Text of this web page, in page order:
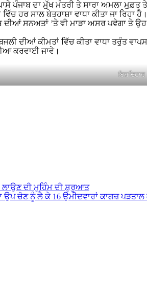
ਪੰਜਾਬ ਦਾ ਮੁੱਖ ਮੰਤਰੀ ਤੇ ਸਾਰਾ ਅਮਲਾ ਮੁਫ਼ਤ
ਵਿੱਚ ਹਰ ਸਾਲ ਬੇਤਹਾਸ਼ਾ ਵਾਧਾ ਕੀਤਾ ਜਾ
ਸਨਅਤਾਂ ’ਤੇ ਵੀ ਮਾੜਾ ਅਸਰ ਪਵੇਗਾ ਤੇ ਉਹ
ਦੀਆਂ ਕੀਮਤਾਂ ਵਿੱਚ ਕੀਤਾ ਵਾਧਾ ਤਰੁੰਤ
ਕਰਵਾਈ ਜਾਵੇ।
ਇਸ਼ਤਿਹਾਰ
ਲਾਉਣ ਦੀ ਮੁਹਿੰਮ ਦੀ ਸ਼ੁਰੂਆਤ
ਉਪ ਚੋਣ ਨੂੰ ਲੈ ਕੇ 16 ਉਮੀਦਵਾਰਾਂ ਕਾਗਜ਼